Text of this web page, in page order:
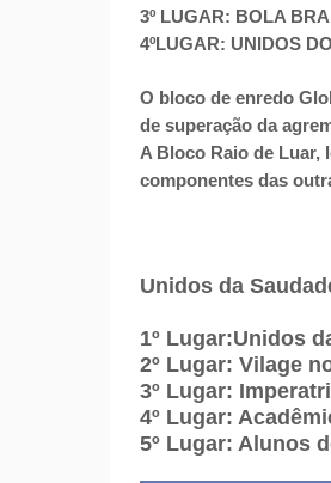
3º LUGAR: BOLA
4ºLUGAR: UNIDOS
O bloco de enredo
de superação da
A Bloco Raio de Luar,
componentes das
Unidos da
1º Lugar:Unidos
2º Lugar: Vilage
3º Lugar:
4º Lugar:
5º Lugar: Alunos